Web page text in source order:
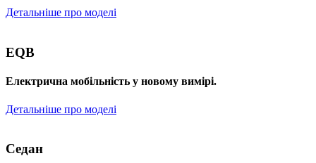
Детальніше про моделі
EQB
Електрична мобільність у новому вимірі.
Детальніше про моделі
Седан